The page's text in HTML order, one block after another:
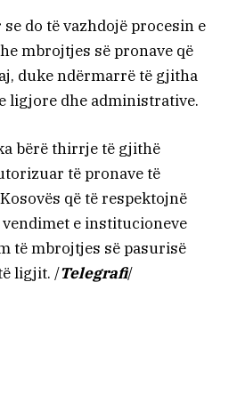
do të vazhdojë procesin e
mbrojtjes së pronave që
duke ndërmarrë të gjitha
ligjore dhe administrative.
bërë thirrje të gjithë
të pronave të
që të respektojnë
e institucioneve
të mbrojtjes së pasurisë
ligjit. /Telegrafi/